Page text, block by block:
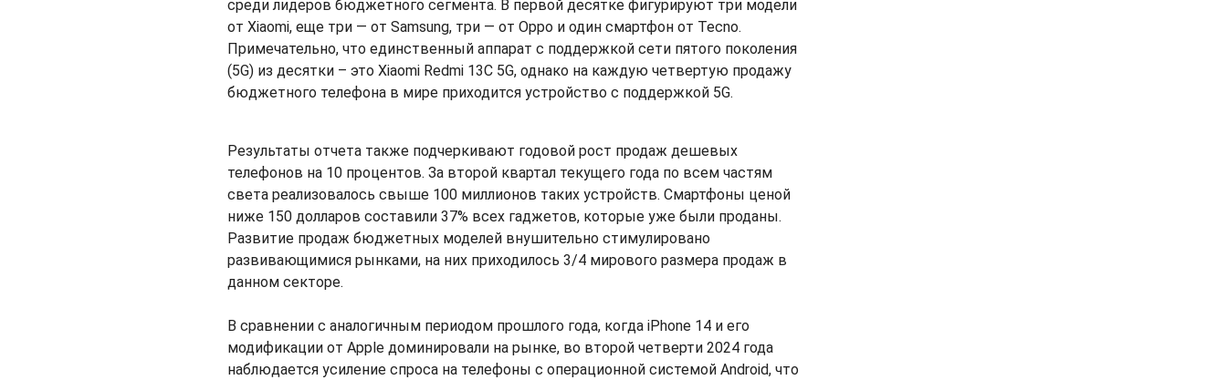
среди лидеров бюджетного сегмента. В первой десятке фигурируют три модели
от Xiaomi, еще три — от Samsung, три — от Oppo и один смартфон от Tecno.
Примечательно, что единственный аппарат с поддержкой сети пятого поколения
(5G) из десятки – это Xiaomi Redmi 13C 5G, однако на каждую четвертую продажу
бюджетного телефона в мире приходится устройство с поддержкой 5G.
Результаты отчета также подчеркивают годовой рост продаж дешевых
телефонов на 10 процентов. За второй квартал текущего года по всем частям
света реализовалось свыше 100 миллионов таких устройств. Смартфоны ценой
ниже 150 долларов составили 37% всех гаджетов, которые уже были проданы.
Развитие продаж бюджетных моделей внушительно стимулировано
развивающимися рынками, на них приходилось 3/4 мирового размера продаж в
данном секторе.
В сравнении с аналогичным периодом прошлого года, когда iPhone 14 и его
модификации от Apple доминировали на рынке, во второй четверти 2024 года
наблюдается усиление спроса на телефоны с операционной системой Android, что